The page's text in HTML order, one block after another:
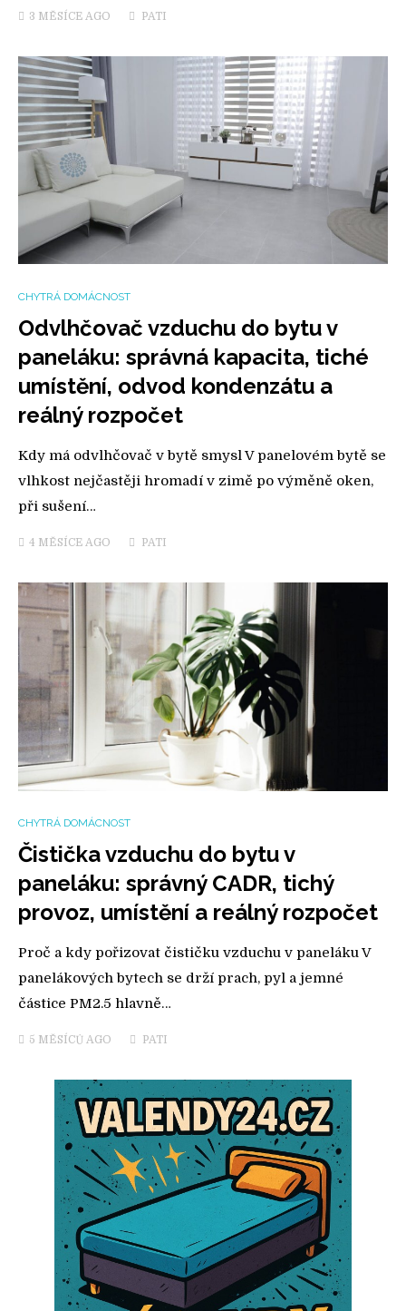
3 MĚSÍCE AGO PATI
CHYTRÁ DOMÁCNOST
Odvlhčovač vzduchu do bytu v
paneláku: správná kapacita, tiché
umístění, odvod kondenzátu a
reálný rozpočet
Kdy má odvlhčovač v bytě smysl V panelovém bytě se
vlhkost nejčastěji hromadí v zimě po výměně oken,
při sušení…
4 MĚSÍCE AGO PATI
CHYTRÁ DOMÁCNOST
Čistička vzduchu do bytu v
paneláku: správný CADR, tichý
provoz, umístění a reálný rozpočet
Proč a kdy pořizovat čističku vzduchu v paneláku V
panelákových bytech se drží prach, pyl a jemné
částice PM2.5 hlavně…
5 MĚSÍCŮ AGO PATI